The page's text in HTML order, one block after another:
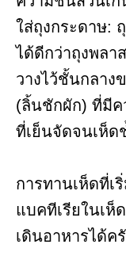
ใส่ถุงกระดาษ:
ได้ดีกว่าถุงพลา
วางไว้ชั้นกลาง
(ลิ้นชักผัก) ที่มี
ที่เย็นจัดจนเห็ด
การทานเห็ดที่เ
แบคทีเรียในเห็
เดินอาหารได้ค